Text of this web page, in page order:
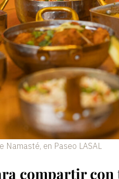
Namasté, en Paseo LASAL
compartir con